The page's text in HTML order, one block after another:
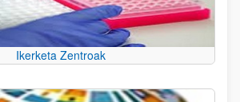
Ikerketa Zentroak